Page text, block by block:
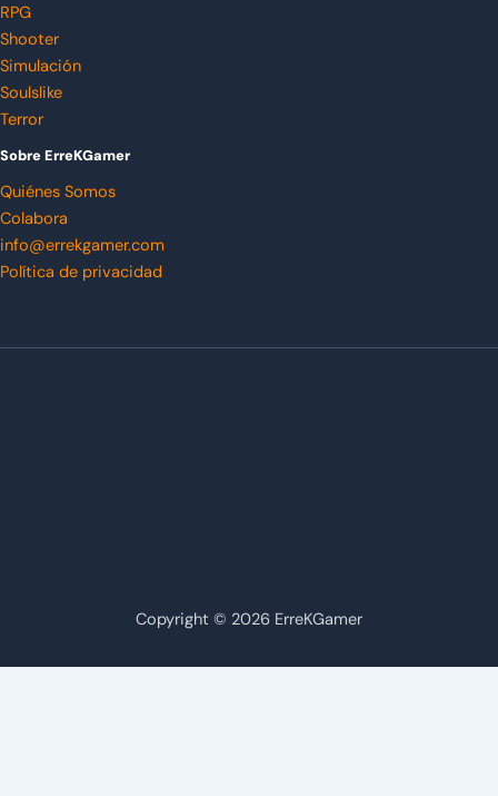
RPG
Shooter
Simulación
Soulslike
Terror
Sobre ErreKGamer
Quiénes Somos
Colabora
info@errekgamer.com
Política de privacidad
Copyright © 2026 ErreKGamer